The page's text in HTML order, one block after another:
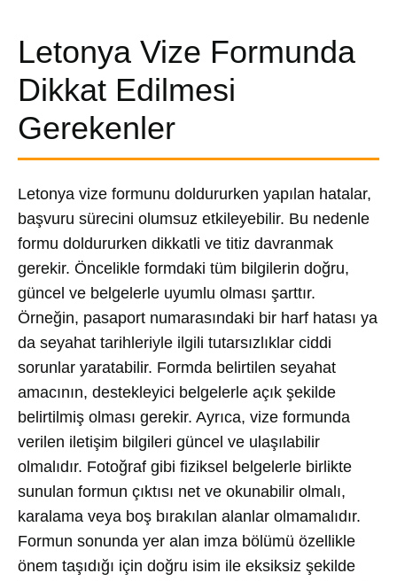
Letonya Vize Formunda
Dikkat Edilmesi
Gerekenler
Letonya vize formunu doldururken yapılan hatalar,
başvuru sürecini olumsuz etkileyebilir. Bu nedenle
formu doldururken dikkatli ve titiz davranmak
gerekir. Öncelikle formdaki tüm bilgilerin doğru,
güncel ve belgelerle uyumlu olması şarttır.
Örneğin, pasaport numarasındaki bir harf hatası ya
da seyahat tarihleriyle ilgili tutarsızlıklar ciddi
sorunlar yaratabilir. Formda belirtilen seyahat
amacının, destekleyici belgelerle açık şekilde
belirtilmiş olması gerekir. Ayrıca, vize formunda
verilen iletişim bilgileri güncel ve ulaşılabilir
olmalıdır. Fotoğraf gibi fiziksel belgelerle birlikte
sunulan formun çıktısı net ve okunabilir olmalı,
karalama veya boş bırakılan alanlar olmamalıdır.
Formun sonunda yer alan imza bölümü özellikle
önem taşıdığı için doğru isim ile eksiksiz şekilde